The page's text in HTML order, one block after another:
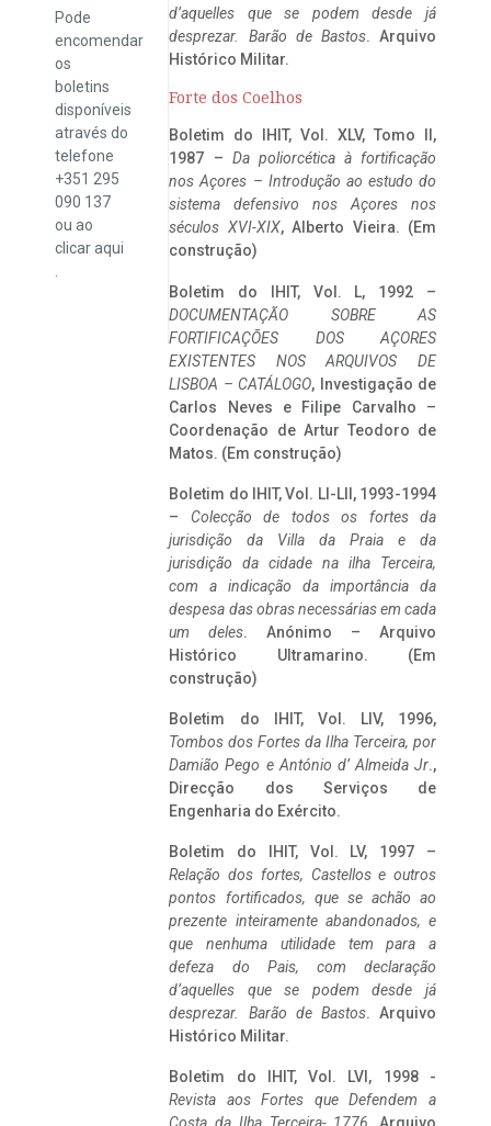
Pode
encomendar
os
boletins
disponíveis
através do
telefone
+351 295
090 137
ou ao
clicaraqui
d’aquelles que se podem desde já
desprezar. Barão de Bastos. Arquivo
Histórico Militar.
Forte dos Coelhos
Boletim do IHIT, Vol. XLV, Tomo II,
1987 – Da poliorcética à fortificação
nos Açores – Introdução ao estudo do
sistema defensivo nos Açores nos
séculos XVI-XIX, Alberto Vieira. (Em
construção)
Boletim do IHIT, Vol. L, 1992 –
DOCUMENTAÇÃO SOBRE AS
FORTIFICAÇÕES DOS AÇORES
EXISTENTES NOS ARQUIVOS DE
LISBOA – CATÁLOGO, Investigação de
Carlos Neves e Filipe Carvalho –
Coordenação de Artur Teodoro de
Matos. (Em construção)
Boletim do IHIT, Vol. LI-LII, 1993-1994
– Colecção de todos os fortes da
jurisdição da Villa da Praia e da
jurisdição da cidade na ilha Terceira,
com a indicação da importância da
despesa das obras necessárias em cada
um deles. Anónimo – Arquivo
Histórico Ultramarino. (Em
construção)
Boletim do IHIT, Vol. LIV, 1996,
Tombos dos Fortes da Ilha Terceira, por
Damião Pego e António d’ Almeida Jr.,
Direcção dos Serviços de
Engenharia do Exército.
Boletim do IHIT, Vol. LV, 1997 –
Relação dos fortes, Castellos e outros
pontos fortificados, que se achão ao
prezente inteiramente abandonados, e
que nenhuma utilidade tem para a
defeza do Pais, com declaração
d’aquelles que se podem desde já
desprezar. Barão de Bastos. Arquivo
Histórico Militar.
Boletim do IHIT, Vol. LVI, 1998 -
Revista aos Fortes que Defendem a